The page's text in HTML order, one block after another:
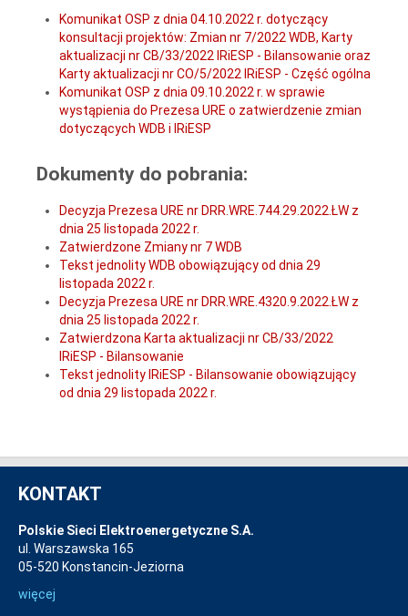
Komunikat OSP z dnia 04.10.2022 r. dotyczący
konsultacji projektów: Zmian nr 7/2022 WDB, Karty
aktualizacji nr CB/33/2022 IRiESP - Bilansowanie oraz
Karty aktualizacji nr CO/5/2022 IRiESP - Część ogólna
Komunikat OSP z dnia 09.10.2022 r. w sprawie
wystąpienia do Prezesa URE o zatwierdzenie zmian
dotyczących WDB i IRiESP
Dokumenty do pobrania:
Decyzja Prezesa URE nr DRR.WRE.744.29.2022.ŁW z
dnia 25 listopada 2022 r.
Zatwierdzone Zmiany nr 7 WDB
Tekst jednolity WDB obowiązujący od dnia 29
listopada 2022 r.
Decyzja Prezesa URE nr DRR.WRE.4320.9.2022.ŁW z
dnia 25 listopada 2022 r.
Zatwierdzona Karta aktualizacji nr CB/33/2022
IRiESP - Bilansowanie
Tekst jednolity IRiESP - Bilansowanie obowiązujący
od dnia 29 listopada 2022 r.
KONTAKT
Polskie Sieci Elektroenergetyczne S.A.
ul. Warszawska 165
05-520 Konstancin-Jeziorna
więcej